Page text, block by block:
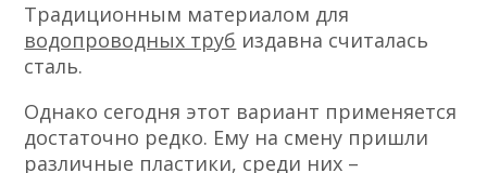
Традиционным материалом для
водопроводных труб издавна считалась
сталь.
Однако сегодня этот вариант применяется
достаточно редко. Ему на смену пришли
различные пластики, среди них –